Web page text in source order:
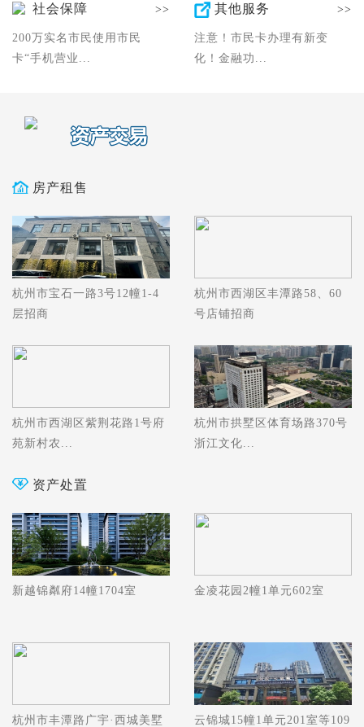
社会保障 >>
200万实名市民使用市民
卡“手机营业...
其他服务 >>
注意！市民卡办理有新变
化！金融功...
房产租售
杭州市宝石一路3号12幢1-4
层招商
杭州市西湖区丰潭路58、60
号店铺招商
杭州市西湖区紫荆花路1号府
苑新村农...
杭州市拱墅区体育场路370号
浙江文化...
资产处置
新越锦粼府14幢1704室 金凌花园2幢1单元602室
杭州市丰潭路广宇·西城美墅
云锦城15幢1单元201室等109